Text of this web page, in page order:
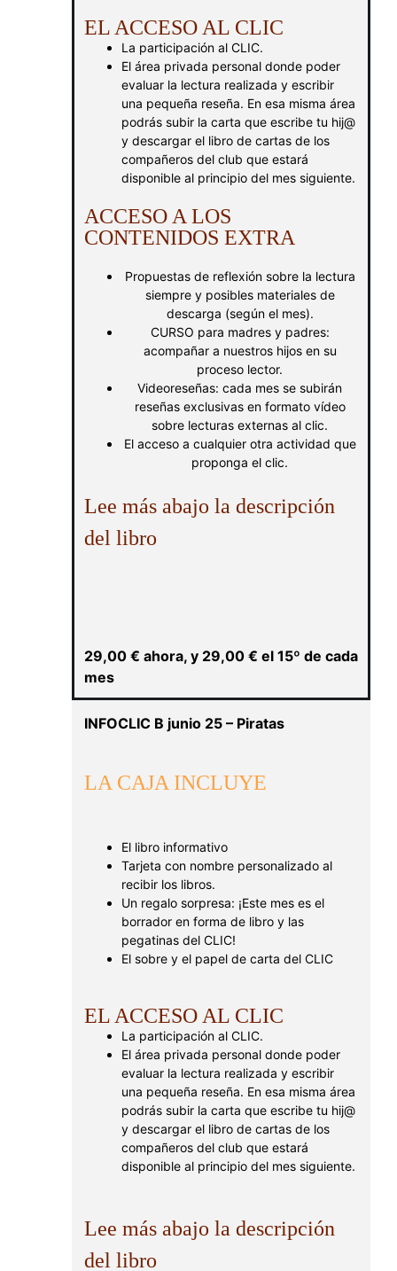
EL ACCESO AL CLIC
La participación al CLIC.
El área privada personal donde poder
evaluar la lectura realizada y escribir
una pequeña reseña. En esa misma área
podrás subir la carta que escribe tu hij@
y descargar el libro de cartas de los
compañeros del club que estará
disponible al principio del mes siguiente.
ACCESO A LOS
CONTENIDOS EXTRA
Propuestas de reflexión sobre la lectura
siempre y posibles materiales de
descarga (según el mes).
CURSO para madres y padres:
acompañar a nuestros hijos en su
proceso lector.
Videoreseñas: cada mes se subirán
reseñas exclusivas en formato vídeo
sobre lecturas externas al clic.
El acceso a cualquier otra actividad que
proponga el clic.
Lee más abajo la descripción
del libro
29,00 € ahora, y 29,00 € el 15º de cada
mes
INFOCLIC B junio 25 – Piratas
LA CAJA INCLUYE
El libro informativo
Tarjeta con nombre personalizado al
recibir los libros.
Un regalo sorpresa: ¡Este mes es el
borrador en forma de libro y las
pegatinas del CLIC!
El sobre y el papel de carta del CLIC
EL ACCESO AL CLIC
La participación al CLIC.
El área privada personal donde poder
evaluar la lectura realizada y escribir
una pequeña reseña. En esa misma área
podrás subir la carta que escribe tu hij@
y descargar el libro de cartas de los
compañeros del club que estará
disponible al principio del mes siguiente.
Lee más abajo la descripción
del libro